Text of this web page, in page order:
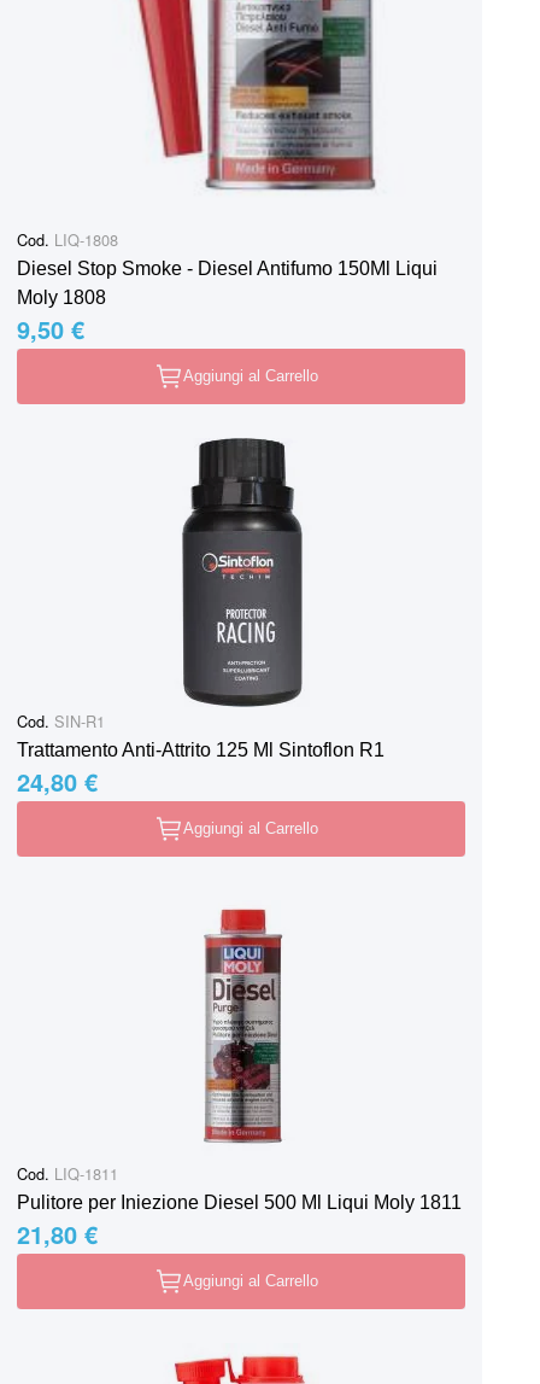
Cod. LIQ-1808
Diesel Stop Smoke - Diesel Antifumo 150Ml Liqui
Moly 1808
9,50 €
Aggiungi al Carrello
Cod. SIN-R1
Trattamento Anti-Attrito 125 Ml Sintoflon R1
24,80 €
Aggiungi al Carrello
Cod. LIQ-1811
Pulitore per Iniezione Diesel 500 Ml Liqui Moly 1811
21,80 €
Aggiungi al Carrello